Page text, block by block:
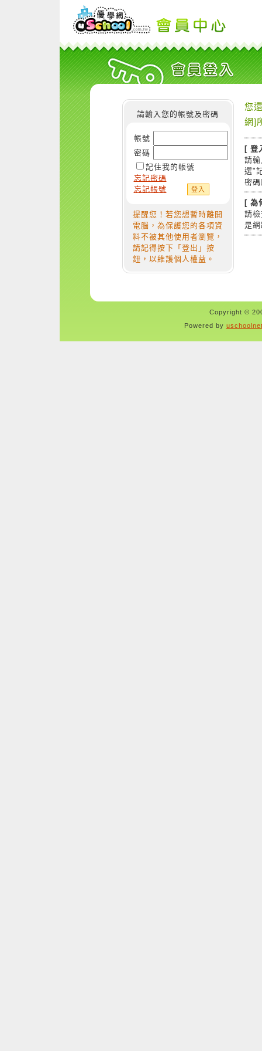
請輸入您的帳號及密碼
帳號
密碼
記住我的帳號
忘記密碼
忘記帳號
提醒您！若您想暫時離開
電腦，為保護您的各項資
料不被其他使用者瀏覽，
請記得按下「登出」按
鈕，以維護個人權益。
您
網]
[ 登
請
選"
密
[ 為
請
是
Copyright ©
Powered by